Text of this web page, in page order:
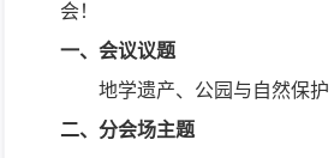
会！
一、 会议议题
地学遗产、公园与自然保护
二、 分会场主题